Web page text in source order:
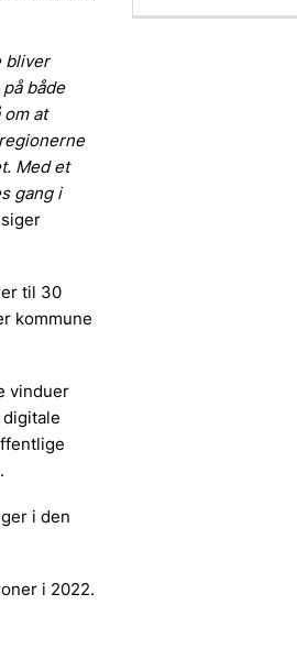
bliver
både
at
Med et
gang i
til 30
kommune
vinduer
i den
i 2022.